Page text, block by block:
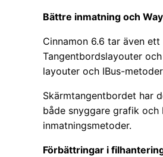
Bättre inmatning och
Cinnamon 6.6 tar även
Tangentbordslayouter
layouter och IBus-
Skärmtangentbordet har
både snyggare grafik
inmatningsmetoder.
Förbättringar i